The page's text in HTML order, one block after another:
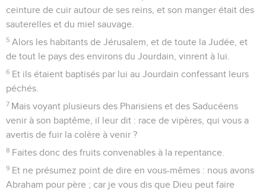
ceinture de cuir autour de ses reins, et son manger était des
sauterelles et du miel sauvage.
5 Alors les habitants de Jérusalem, et de toute la Judée, et
de tout le pays des environs du Jourdain, vinrent à lui.
6 Et ils étaient baptisés par lui au Jourdain confessant leurs
péchés.
7 Mais voyant plusieurs des Pharisiens et des Saducéens
venir à son baptême, il leur dit : race de vipères, qui vous a
avertis de fuir la colère à venir ?
8 Faites donc des fruits convenables à la repentance.
9 Et ne présumez point de dire en vous-mêmes : nous avons
Abraham pour père ; car je vous dis que Dieu peut faire